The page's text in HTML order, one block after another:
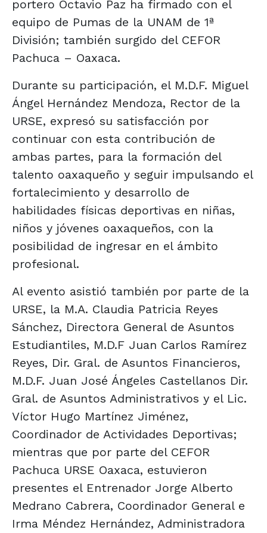
portero Octavio Paz ha firmado con el
equipo de Pumas de la UNAM de 1ª
División; también surgido del CEFOR
Pachuca – Oaxaca.
Durante su participación, el M.D.F. Miguel
Ángel Hernández Mendoza, Rector de la
URSE, expresó su satisfacción por
continuar con esta contribución de
ambas partes, para la formación del
talento oaxaqueño y seguir impulsando el
fortalecimiento y desarrollo de
habilidades físicas deportivas en niñas,
niños y jóvenes oaxaqueños, con la
posibilidad de ingresar en el ámbito
profesional.
Al evento asistió también por parte de la
URSE, la M.A. Claudia Patricia Reyes
Sánchez, Directora General de Asuntos
Estudiantiles, M.D.F Juan Carlos Ramírez
Reyes, Dir. Gral. de Asuntos Financieros,
M.D.F. Juan José Ángeles Castellanos Dir.
Gral. de Asuntos Administrativos y el Lic.
Víctor Hugo Martínez Jiménez,
Coordinador de Actividades Deportivas;
mientras que por parte del CEFOR
Pachuca URSE Oaxaca, estuvieron
presentes el Entrenador Jorge Alberto
Medrano Cabrera, Coordinador General e
Irma Méndez Hernández, Administradora